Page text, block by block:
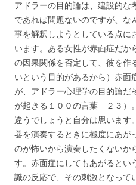
アドラーの目的論は、建設的
であれば問題ないのですが、な
事を解釈しようとしている点に
います。ある女性が赤面症だか
の因果関係を否定して、彼を作
いという目的があるから）赤面
が、アドラー心理学の目的論
が起きる１００の言葉 ２３）
違うでしょうと自分は思います
器を演奏するときに極度にあが
のが怖いから演奏したくないか
す。赤面症にしてもあがるとい
識の反応で、その刺激となって